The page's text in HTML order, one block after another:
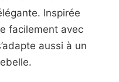
Inspirée
facilement avec
aussi à un